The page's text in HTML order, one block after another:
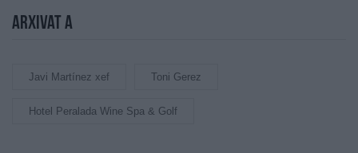
Arxivat a
Javi Martínez xef Toni Gerez
Hotel Peralada Wine Spa & Golf